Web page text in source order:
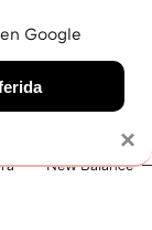
SNEAKERS
New Balance
×
Google